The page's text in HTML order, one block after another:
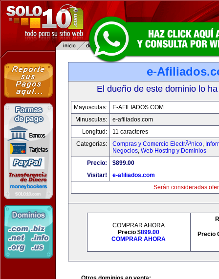
e-
El dueño de este dominio lo
Mayusculas:
E-AFILIADOS.COM
Minusculas:
e-afiliados.com
Longitud:
11 caracteres
Categorias:
Compras y Comercio ElectrÃ³nico,
Negocios, Web Hosting y Dominios
Precio:
$899.00
Visitar!
e-afiliados.com
Serán consideradas
COMPRAR AHORA
Precio $899.00
COMPRAR AHORA
Precio